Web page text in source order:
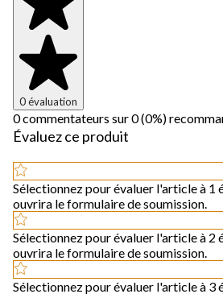
0 évaluation
0 commentateurs sur 0 (0%)
Évaluez ce produit
Sélectionnez pour évaluer l'article à 1
ouvrira le formulaire de soumission.
Sélectionnez pour évaluer l'article à 2
ouvrira le formulaire de soumission.
Sélectionnez pour évaluer l'article à 3